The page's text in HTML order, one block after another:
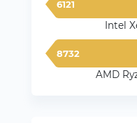
6121
Intel
8732
AMD